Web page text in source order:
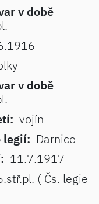
v době
v době
vojín
legií: Darnice
11.7.1917
( Čs. legie